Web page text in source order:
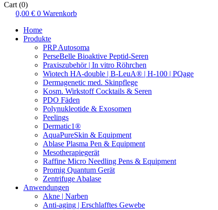
Cart (0)
0,00 € 0 Warenkorb
Home
Produkte
PRP Autosoma
PerseBelle Bioaktive Peptid-Seren
Praxiszubehör | In vitro Röhrchen
Wiotech HA-double | B-LeuA® | H-100 | PQage
Dermagenetic med. Skinpflege
Kosm. Wirkstoff Cocktails & Seren
PDO Fäden
Polynukleotide & Exosomen
Peelings
Dermatic1®
AquaPureSkin & Equipment
Ablase Plasma Pen & Equipment
Mesotherapiegerät
Raffine Micro Needling Pens & Equipment
Promig Quantum Gerät
Zentrifuge Abalase
Anwendungen
Akne | Narben
Anti-aging | Erschlafftes Gewebe